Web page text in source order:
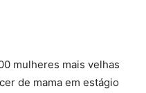
mulheres mais velhas
de mama em estágio